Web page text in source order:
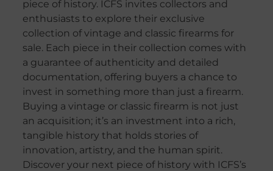
piece of history. ICFS invites collectors and
enthusiasts to explore their exclusive
collection of vintage and classic firearms for
sale. Each piece in their collection comes with
a guarantee of authenticity and detailed
documentation, offering buyers a chance to
invest in something more than just a firearm.
Buying a vintage or classic firearm is not just
an acquisition; it’s an investment into a rich,
tangible history that holds stories of
innovation, artistry, and the human spirit.
Discover your next piece of history with ICFS’s